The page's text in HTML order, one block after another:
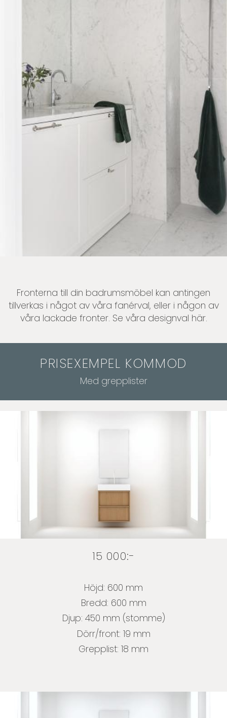
Fronterna till din badrumsmöbel kan antingen
tillverkas i något av våra fanérval, eller i någon av
våra lackade fronter. Se våra designval här.
PRISEXEMPEL KOMMOD
Med grepplister
15 000:-
Höjd: 600 mm
Bredd: 600 mm
Djup: 450 mm (stomme)
Dörr/front: 19 mm
Grepplist: 18 mm